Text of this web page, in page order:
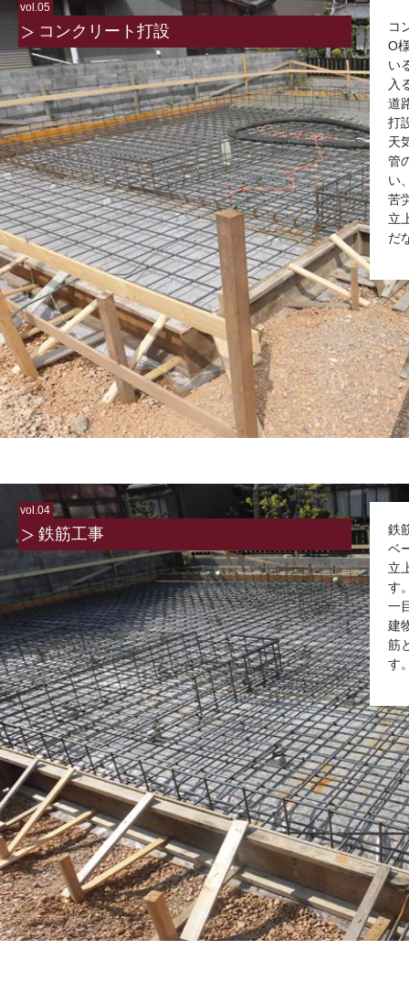
vol.05
コンクリート打設
コ
O
い
入
道
打
天
管
い
苦
立
だ
vol.04
鉄筋工事
鉄
ベ
立
す
一
建
筋
す